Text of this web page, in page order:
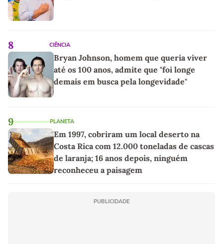
8 CIÊNCIA
Bryan Johnson, homem que queria viver
até os 100 anos, admite que "foi longe
demais em busca pela longevidade"
9 PLANETA
Em 1997, cobriram um local deserto na
Costa Rica com 12.000 toneladas de cascas
de laranja; 16 anos depois, ninguém
reconheceu a paisagem
PUBLICIDADE